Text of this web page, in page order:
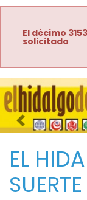
El décimo
solicitado
Imagen
EL
SUERTE